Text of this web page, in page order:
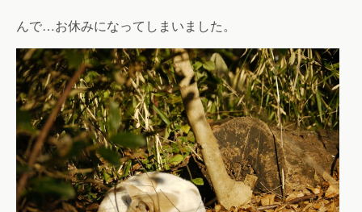
んで…お休みになってしまいました。